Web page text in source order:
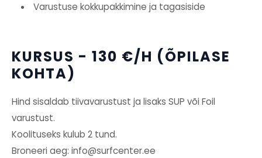
Varustuse kokkupakkimine ja tagasiside
KURSUS - 130 €/H (ÕPILASE
KOHTA)
Hind sisaldab tiivavarustust ja lisaks SUP või Foil
varustust.
Koolituseks kulub 2 tund.
Broneeri aeg: info@surfcenter.ee